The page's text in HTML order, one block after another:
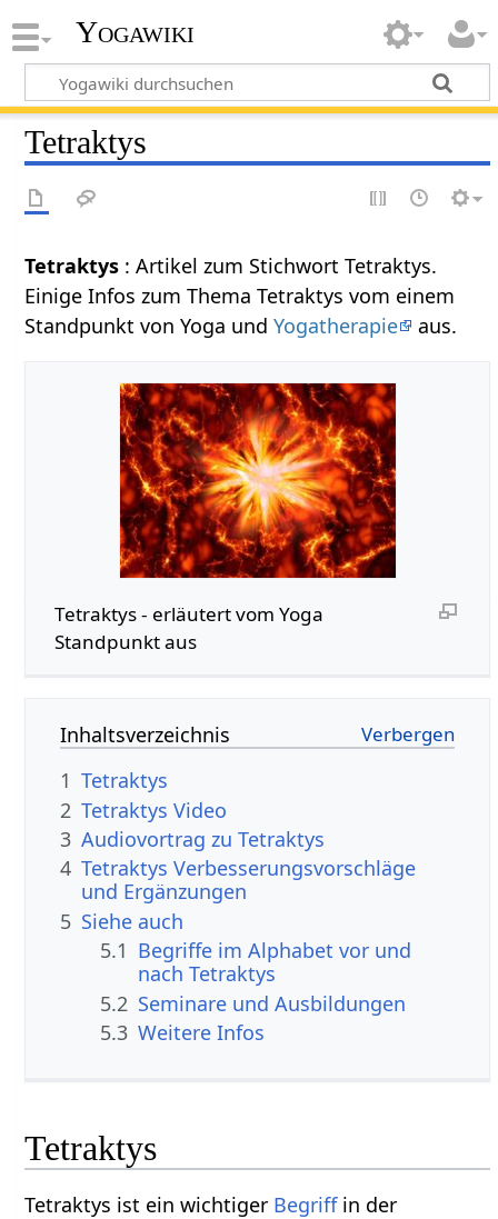
Yogawiki
Tetraktys
Tetraktys : Artikel zum Stichwort Tetraktys.
Einige Infos zum Thema Tetraktys vom einem
Standpunkt von Yoga undYogatherapie aus.
Tetraktys - erläutert vom Yoga
Standpunkt aus
Inhaltsverzeichnis
1 Tetraktys
2 Tetraktys Video
3 Audiovortrag zu Tetraktys
4 Tetraktys Verbesserungsvorschläge
und Ergänzungen
5 Siehe auch
5.1 Begriffe im Alphabet vor und
nach Tetraktys
5.2 Seminare und Ausbildungen
5.3 Weitere Infos
Tetraktys
Tetraktys ist ein wichtiger Begriffin der